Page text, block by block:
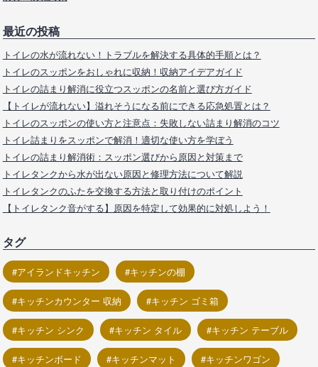
最近の投稿
トイレの水が流れない！トラブルを解決する具体的手順とは？
トイレのスッポンをおしゃれに収納！収納アイデアガイド
トイレの詰まり解消に役立つスッポンの名前と選び方ガイド
【トイレが流れない】溢れそうになる前にできる応急処置とは？
トイレのスッポンの使い方と注意点：失敗しない詰まり解消のコツ
トイレ詰まりをスッポンで解消！適切な使い方を学ぼう
トイレの詰まり解消術：スッポン選びから原因と対策まで
トイレタンクから水が出ない原因と修理方法について解説
トイレタンクのふたを交換する方法と取り付けのポイント
【トイレタンク音がする】原因を特定して効果的に対処しよう！
タグ
アイランドキッチン キッチンの棚
キッチンカウンター 収納 キッチン ゴミ箱
キッチン シンク キッチン タイル キッチン テーブル
キッチンボード キッチンマット キッチンワゴン